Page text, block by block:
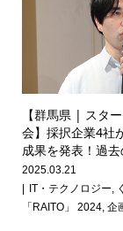
【群馬県 | スタ
会】採択企業4社
成果を発表！過
2025.03.21
IT・テクノロジー,
「RAITO」 2024, 企